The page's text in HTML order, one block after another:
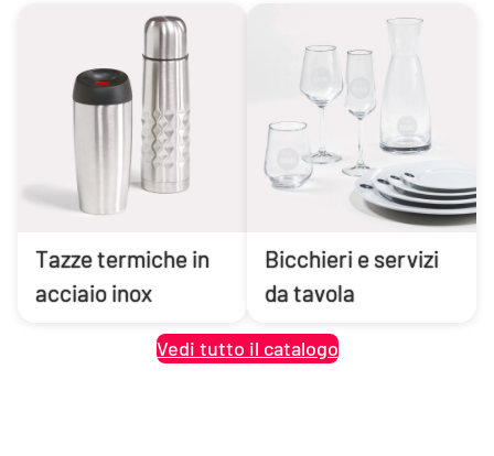
Tazze termiche in
acciaio inox
Bicchieri e servizi
da tavola
Vedi tutto il catalogo